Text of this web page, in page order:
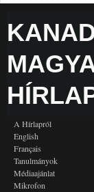
A Hírlapról
English
Français
Tanulmányok
Médiaajánlat
Mikrofon